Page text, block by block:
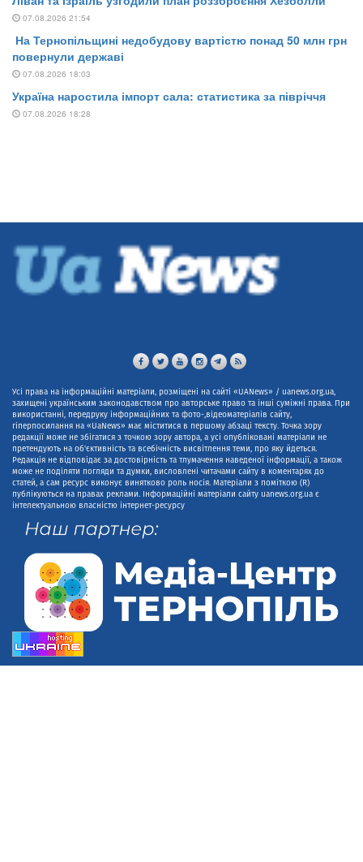
Усі права на інформаційні матеріали, розміщені на сайті «UANews» / uanews.org.ua,
захищені українським законодавством про авторське право та інші суміжні права. При
використанні, передруку інформаційних та фото-,відеоматеріалів сайту,
гіперпосилання на «UaNews» має міститися в першому абзаці тексту. Точка зору
редакції може не збігатися з точкою зору автора, а усі опубліковані матеріали не
претендують на об'єктивність та всебічність висвітлення теми, про яку йдеться.
Редакція не відповідає за достовірність та тлумачення наведеної інформації, а також
може не поділяти погляди та думки, висловлені читачами сайту в коментарях до
статей, а сам ресурс виконує винятково роль носія. Матеріали з поміткою (R)
публікуються на правах реклами. Інформаційні матеріали сайту uanews.org.ua є
інтелектуальною власністю інтернет-ресурсу